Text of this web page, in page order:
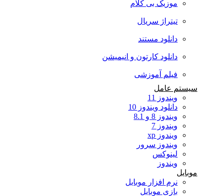
موزیک بی کلام
تیتراژ سریال
دانلود مستند
دانلود کارتون و انیمیشن
فیلم آموزشی
سیستم عامل
ویندوز 11
دانلود ویندوز 10
ویندوز 8 و 8.1
ویندوز 7
ویندوز xp
ویندوز سرور
لینوکس
ویندوز
موبایل
نرم افزار موبایل
بازی موبایل